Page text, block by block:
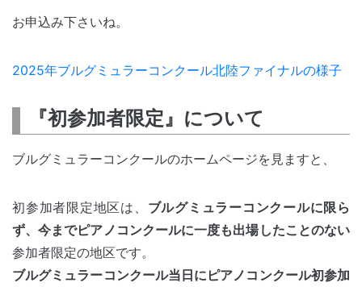
お申込み下さいね。
2025年ブルグミュラーコンクール北陸ファイナルの様子
『初参加者限定』について
ブルグミュラーコンクールのホームページを見ますと、
初参加者限定地区は、 ブルグミュラーコンクールに限ら
ず、今までピアノコンクールに一度も出場したことのない
参加者限定の地区です。
ブルグミュラーコンクール当日にピアノコンクール初参加